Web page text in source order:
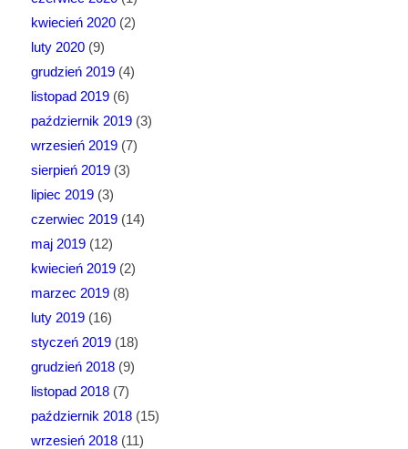
kwiecień 2020(2)
luty 2020(9)
grudzień 2019(4)
listopad 2019(6)
październik 2019(3)
wrzesień 2019(7)
sierpień 2019(3)
lipiec 2019(3)
czerwiec 2019(14)
maj 2019(12)
kwiecień 2019(2)
marzec 2019(8)
luty 2019(16)
styczeń 2019(18)
grudzień 2018(9)
listopad 2018(7)
październik 2018(15)
wrzesień 2018(11)